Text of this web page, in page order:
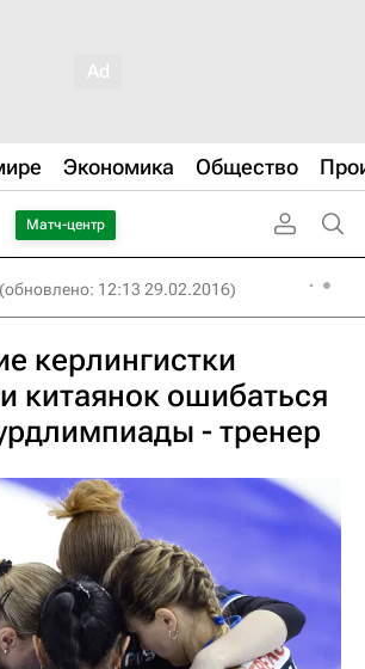
Экономика Общество
Матч-центр
(обновлено: 12:13 29.02.2016)
керлингистки
китаянок ошибаться
- тренер